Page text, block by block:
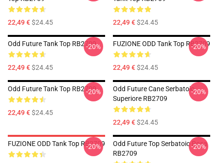
22,49 €$24.45 22,49 €$24.45
Odd Future Tank Top RB2709
22,49 €$24.45
-20% FUZIONE ODD Tank Top RB2709
22,49 €$24.45
-20%
Odd Future Tank Top RB2709
22,49 €$24.45
-20%
Odd Future Cane Serbatoio
Superiore RB2709
22,49 €$24.45
-20%
FUZIONE ODD Tank Top RB2709
-20%
Odd Future Top Serbatoio Rosa
RB2709
-20%